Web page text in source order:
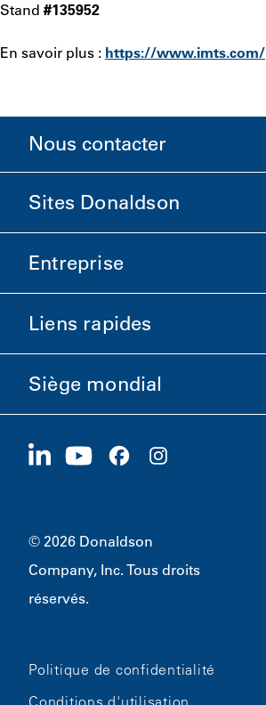
Stand#135952
En savoir plus : https://www.imts.com/
Nous contacter
Sites Donaldson
Donaldson Sciences de la vie
Entreprise
Informations sur l'entreprise
Carrières
Liens rapides
Investisseurs
Développement durable
Siège mondial
1400 W 94th Street
© 2026 Donaldson
Company, Inc. Tous droits
réservés.
Politique de confidentialité